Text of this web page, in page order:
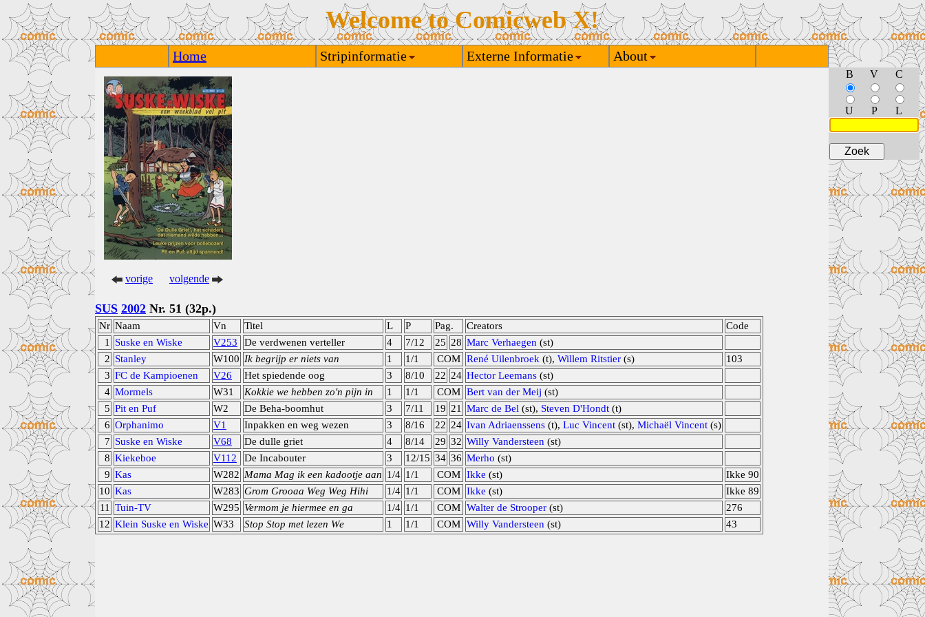
Welcome to Comicweb X!
Home Stripinformatie Externe Informatie About
vorige volgende
SUS 2002 Nr. 51 (32p.)
Nr Naam Vn Titel L P Pag. Creators
Code
1
Suske en Wiske V253 De verdwenen verteller 4 7/12 25 28 Marc Verhaegen (st)
2 Stanley W100 Ik begrijp er niets van 1 1/1 COM René Uilenbroek (t), Willem Ritstier (s)
103
3 FC de Kampioenen V26 Het spiedende oog 3 8/10 22 24 Hector Leemans (st)
4 Mormels W31 Kokkie we hebben zo'n pijn in 1 1/1 COM Bert van der Meij (st)
5 Pit en Puf W2 De Beha-boomhut 3 7/11 19 21 Marc de Bel (st), Steven D'Hondt (t)
6 Orphanimo V1 Inpakken en weg wezen 3 8/16 22 24 Ivan Adriaenssens (t), Luc Vincent (st), Michaël Vincent (s)
7 Suske en Wiske V68 De dulle griet 4 8/14 29 32 Willy Vandersteen (st)
8 Kiekeboe V112 De Incabouter 3 12/15 34 36 Merho (st)
9 Kas W282 Mama Mag ik een kadootje aan 1/4 1/1 COM Ikke (st)
Ikke 90
10 Kas W283 Grom Grooaa Weg Weg Hihi 1/4 1/1 COM Ikke (st)
Ikke 89
11
Tuin-TV W295 Vermom je hiermee en ga 1/4 1/1 COM Walter de Strooper (st)
276
12 Klein Suske en Wiske W33 Stop Stop met lezen We 1 1/1 COM Willy Vandersteen (st) 43
B V C
U P L